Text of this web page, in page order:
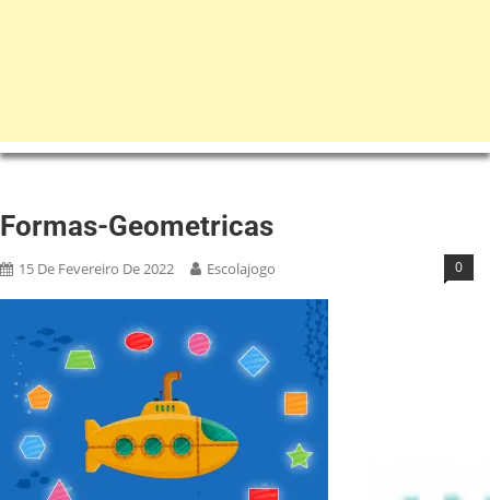
Formas-Geometricas
15 De Fevereiro De 2022 Escolajogo 0